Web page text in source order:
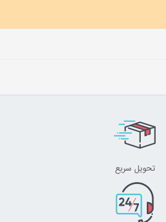
تحویل سریع